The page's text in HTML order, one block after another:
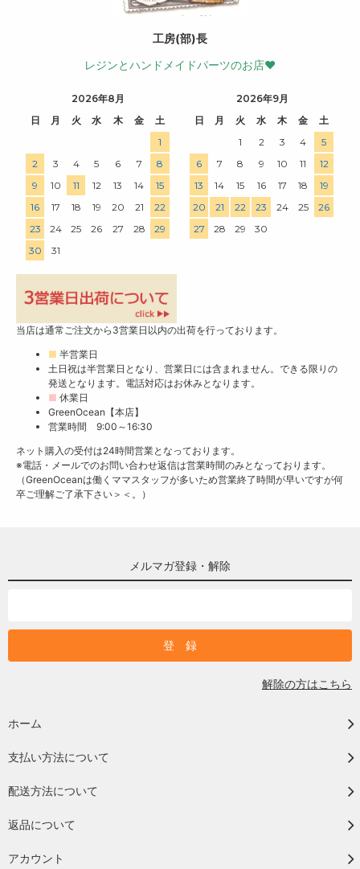
工房(部)長
レジンとハンドメイドパーツのお店♥
2026年8月
日
月 火 水 木 金
土
1
2
3 4 5 6 7
8
9
10 11 12 13 14
15
16
17 18 19 20 21
22
23
24 25 26 27 28
29
30
31
2026年9月
日
月 火 水 木 金
土
1
2 3 4
5
6
7 8 9 10 11
12
13
14 15 16 17 18
19
20
21 22 23 24 25
26
27
28 29 30
当店は通常ご注文から3営業日以内の出荷を行っております。
■ 半営業日
土日祝は半営業日となり、営業日には含まれません。できる限りの
発送となります。電話対応はお休みとなります。
■ 休業日
GreenOcean【本店】
営業時間 9:00～16:30
ネット購入の受付は24時間営業となっております。
※電話・メールでのお問い合わせ返信は営業時間のみとなっております。
（GreenOceanは働くママスタッフが多いため営業終了時間が早いですが何
卒ご理解ご了承下さい＞＜。）
メルマガ登録・解除
解除の方はこちら
ホーム
支払い方法について
配送方法について
返品について
アカウント